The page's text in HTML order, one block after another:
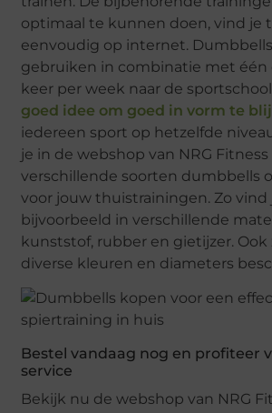
optimaal te kunnen doen, vind je
eenvoudig op internet.
gebruiken in combinatie met één
keer per week naar de
goed idee om goed in vorm te
iedereen sport op hetzelfde
je in de webshop van NRG Fitness
verschillende soorten dumbbells
voor jouw thuistrainingen. Zo vind
bijvoorbeeld in verschillende
kunststof, rubber en gietijzer. Ook
diverse kleuren en diameters
Bestel vandaag nog en profiteer
service
Bekijk nu de webshop van NRG